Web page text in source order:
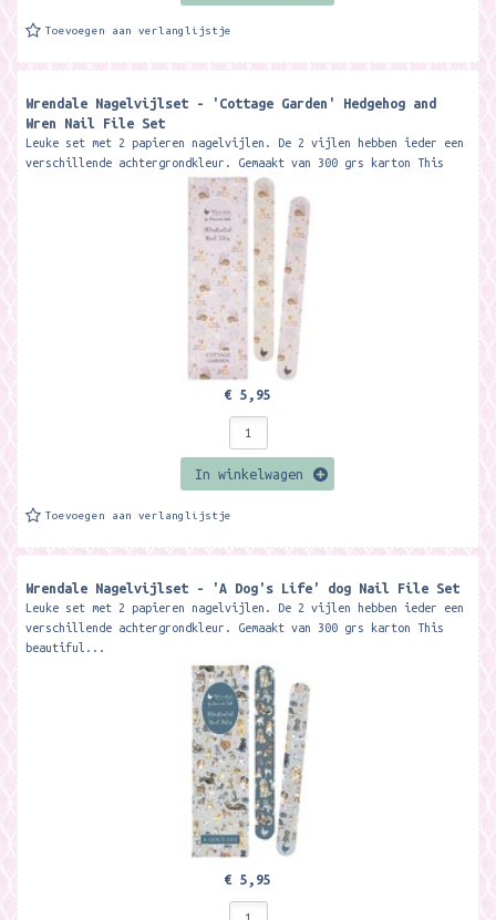
Toevoegen aan verlanglijstje
Wrendale Nagelvijlset - 'Cottage Garden' Hedgehog and
Wren Nail File Set
Leuke set met 2 papieren nagelvijlen. De 2 vijlen hebben ieder een
verschillende achtergrondkleur. Gemaakt van 300 grs karton This
€ 5,95
In winkelwagen
Toevoegen aan verlanglijstje
Wrendale Nagelvijlset - 'A Dog's Life' dog Nail File Set
Leuke set met 2 papieren nagelvijlen. De 2 vijlen hebben ieder een
verschillende achtergrondkleur. Gemaakt van 300 grs karton This
beautiful...
€ 5,95